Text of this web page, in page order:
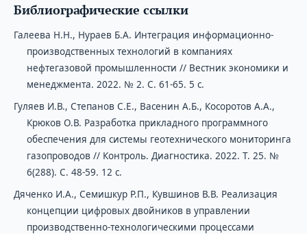
Библиографические ссылки
Галеева Н.Н., Нураев Б.А. Интеграция информационно-
производственных технологий в компаниях
нефтегазовой промышленности // Вестник экономики и
менеджмента. 2022. № 2. С. 61-65. 5 с.
Гуляев И.В., Степанов С.Е., Васенин А.Б., Косоротов А.А.,
Крюков О.В. Разработка прикладного программного
обеспечения для системы геотехнического мониторинга
газопроводов // Контроль. Диагностика. 2022. Т. 25. №
6(288). С. 48-59. 12 с.
Дяченко И.А., Семишкур Р.П., Кувшинов В.В. Реализация
концепции цифровых двойников в управлении
производственно-технологическими процессами